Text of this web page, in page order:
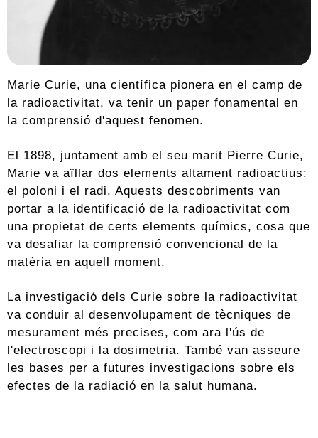
Marie Curie, una científica pionera en el camp de
la radioactivitat, va tenir un paper fonamental en
la comprensió d'aquest fenomen.
El 1898, juntament amb el seu marit Pierre Curie,
Marie va aïllar dos elements altament radioactius:
el poloni i el radi. Aquests descobriments van
portar a la identificació de la radioactivitat com
una propietat de certs elements químics, cosa que
va desafiar la comprensió convencional de la
matèria en aquell moment.
La investigació dels Curie sobre la radioactivitat
va conduir al desenvolupament de tècniques de
mesurament més precises, com ara l'ús de
l'electroscopi i la dosimetria. També van asseure
les bases per a futures investigacions sobre els
efectes de la radiació en la salut humana.